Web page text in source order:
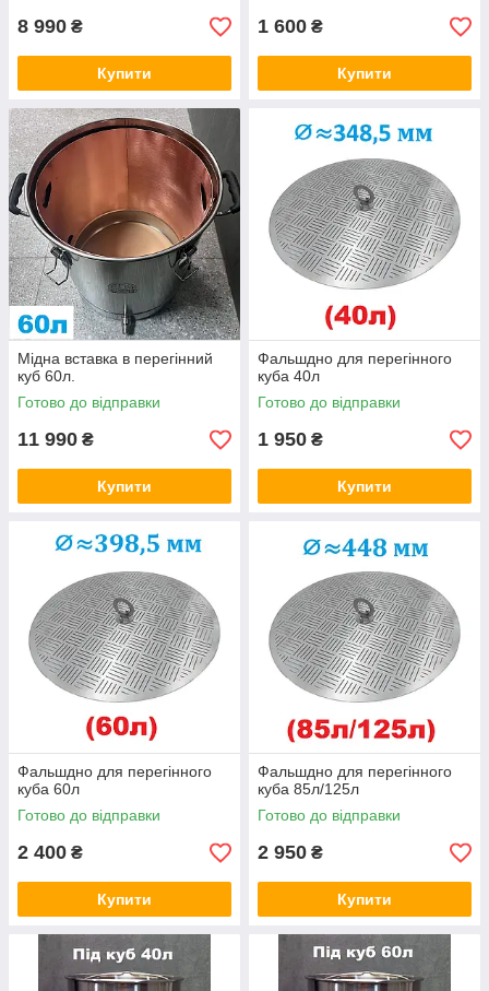
8 990 ₴
Купити
1 600 ₴
Купити
Мідна вставка в перегінний
куб 60л.
Готово до відправки
11 990 ₴
Купити
Фальшдно для перегінного
куба 40л
Готово до відправки
1 950 ₴
Купити
Фальшдно для перегінного
куба 60л
Готово до відправки
2 400 ₴
Купити
Фальшдно для перегінного
куба 85л/125л
Готово до відправки
2 950 ₴
Купити